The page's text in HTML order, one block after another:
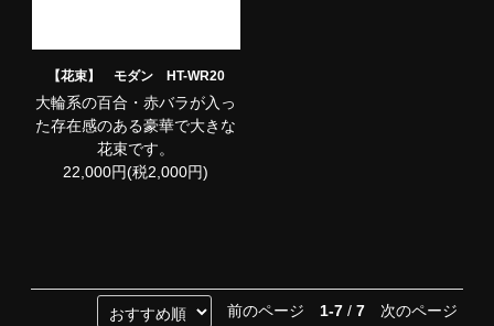
【花束】 モダン HT-WR20
大輪系の百合・赤バラが入っ
た存在感のある豪華で大きな
花束です。
22,000円(税2,000円)
前のページ 1-7 / 7 次のページ